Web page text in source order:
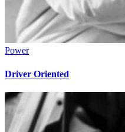
Power
Driver Oriented